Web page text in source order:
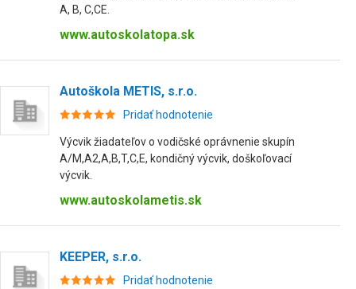
A, B, C,CE.
www.autoskolatopa.sk
Autoškola METIS, s.r.o.
Pridať hodnotenie
Výcvik žiadateľov o vodičské oprávnenie skupín
A/M,A2,A,B,T,C,E, kondičný výcvik, doškoľovací
výcvik.
www.autoskolametis.sk
KEEPER, s.r.o.
Pridať hodnotenie